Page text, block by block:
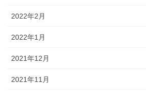
2022年2月
2022年1月
2021年12月
2021年11月